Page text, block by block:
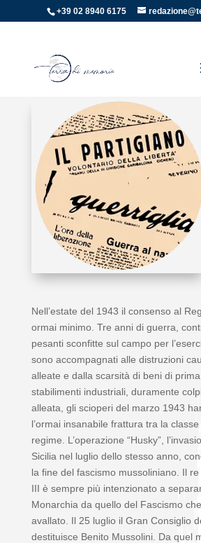
+39 02 8940 6175
Home»01 Percorsi tematici LA
Nell’estate del 1943 il consenso al
ormai minimo. Tre anni di guerra,
pesanti sconfitte sul campo per
sono accompagnati alle distruzioni
alleate e dalla scarsità di beni di
stabilimenti industriali, duramente
alleata, gli scioperi del marzo 1943
l’ormai insanabile frattura tra la
regime. L’operazione “Husky”,
Sicilia nel luglio dello stesso anno,
la fine del fascismo mussoliniano. Il
III è sempre più intenzionato a
Monarchia da quello del Fascismo
avallato. Il 25 luglio il Gran Consiglio
destituisce Benito Mussolini. Da quel